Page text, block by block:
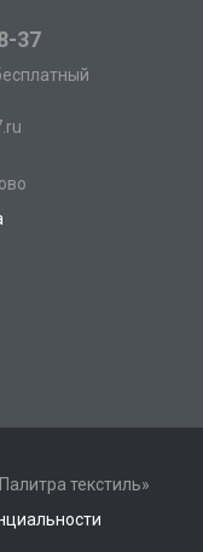
37
текстиль»